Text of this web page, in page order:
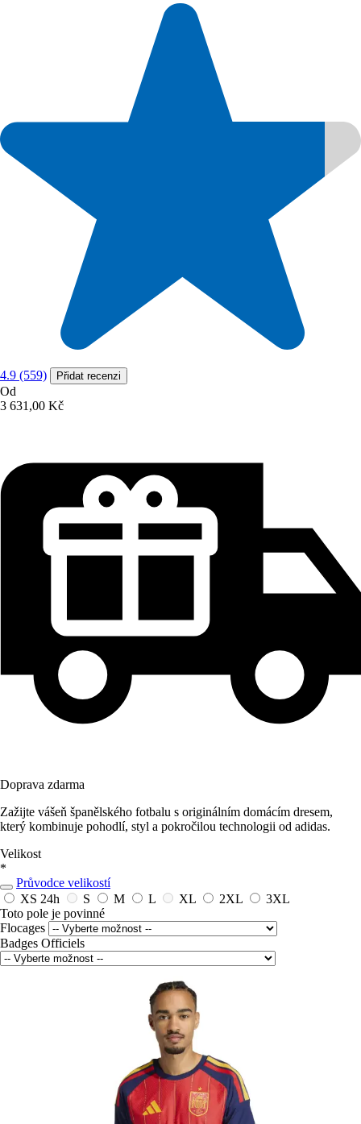
4.9 (559) Přidat recenzi
Od
3 631,00 Kč
Doprava zdarma
Zažijte vášeň španělského fotbalu s originálním domácím dresem,
který kombinuje pohodlí, styl a pokročilou technologii od adidas.
Velikost
*
Průvodce velikostí
XS 24h S M L XL 2XL
3XL
Toto pole je povinné
Flocages
Badges Officiels